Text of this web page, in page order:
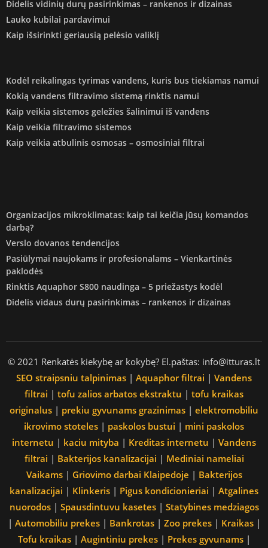
Didelis vidinių durų pasirinkimas – rankenos ir dizainas
Lauko kubilai pardavimui
Kaip išsirinkti geriausią pelėsio valiklį
Kodėl reikalingas tyrimas vandens, kuris bus tiekiamas namui
Kokią vandens filtravimo sistemą rinktis namui
Kaip veikia sistemos geležies šalinimui iš vandens
Kaip veikia filtravimo sistemos
Kaip veikia atbulinis osmosas – osmosiniai filtrai
Organizacijos mikroklimatas: kaip tai keičia jūsų komandos
darbą?
Verslo dovanos tendencijos
Pasiūlymai naujokams ir profesionalams – Vienkartinės
paklodės
Rinktis Aquaphor S800 naudinga – 5 priežastys kodėl
Didelis vidaus durų pasirinkimas – rankenos ir dizainas
© 2021 Renkatės kiekybę ar kokybę? El.paštas: info@itturas.lt
SEO straipsniu talpinimas | Aquaphor filtrai | Vandens
filtrai | tofu zalios arbatos ekstraktu | tofu kraikas
originalus | prekiu gyvunams grazinimas | elektromobiliu
ikrovimo stoteles | paskolos bustui | mini paskolos
internetu | kaciu mityba | Kreditas internetu | Vandens
filtrai | Bakterijos kanalizacijai | Mediniai nameliai
Vaikams| Griovimo darbai Klaipedoje | Bakterijos
kanalizacijai | Klinkeris | Pigus kondicionieriai | Atgalines
nuorodos| Spausdintuvu kasetes| Statybines medziagos
| Automobiliu prekes| Bankrotas| Zoo prekes| Kraikas|
Tofu kraikas| Augintiniu prekes| Prekes gyvunams|